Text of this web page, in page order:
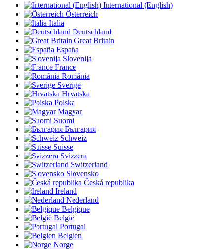
International (English)
Österreich
Italia
Deutschland
Great Britain
España
Slovenija
France
România
Sverige
Hrvatska
Polska
Magyar
Suomi
България
Schweiz
Suisse
Svizzera
Switzerland
Slovensko
Česká republika
Ireland
Nederland
Belgique
België
Portugal
Belgien
Norge